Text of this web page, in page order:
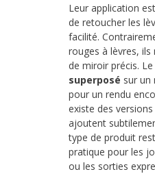
Leur application
de retoucher les
facilité.
rouges à lèvres, ils
de miroir précis. Le
superposé sur un
pour un rendu
existe des
ajoutent
type de produit
pratique pour les
ou les sorties